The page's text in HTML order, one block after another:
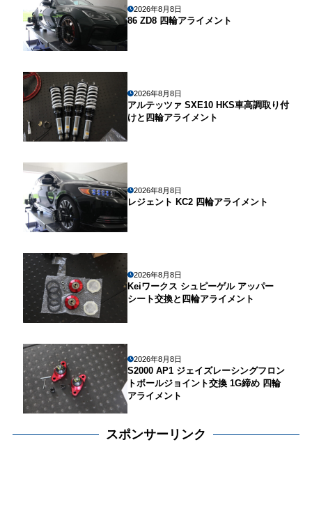
2026年8月8日
86 ZD8 四輪アライメント
2026年8月8日
アルテッツァ SXE10 HKS車高調取り付
けと四輪アライメント
2026年8月8日
レジェント KC2 四輪アライメント
2026年8月8日
Keiワークス シュピーゲル アッパー
シート交換と四輪アライメント
2026年8月8日
S2000 AP1 ジェイズレーシングフロン
トボールジョイント交換 1G締め 四輪
アライメント
スポンサーリンク